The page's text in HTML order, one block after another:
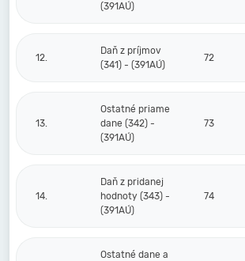
(391AÚ)
12.
Daň z príjmov
(341) - (391AÚ)
72
13.
Ostatné priame
dane (342) -
(391AÚ)
73
14.
Daň z pridanej
hodnoty (343) -
(391AÚ)
74
Ostatné dane a